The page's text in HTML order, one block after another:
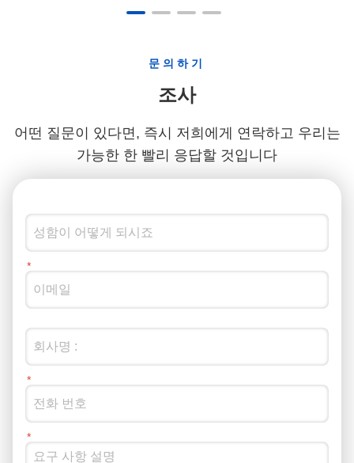
문의하기
조사
어떤 질문이 있다면, 즉시 저희에게 연락하고 우리는
가능한 한 빨리 응답할 것입니다